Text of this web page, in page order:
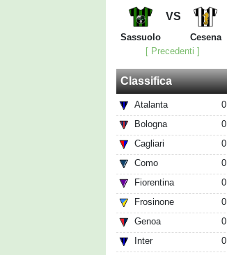
VS
Sassuolo
Cesena
[ Precedenti ]
Classifica
Atalanta
0
Bologna
0
Cagliari
0
Como
0
Fiorentina
0
Frosinone
0
Genoa
0
Inter
0